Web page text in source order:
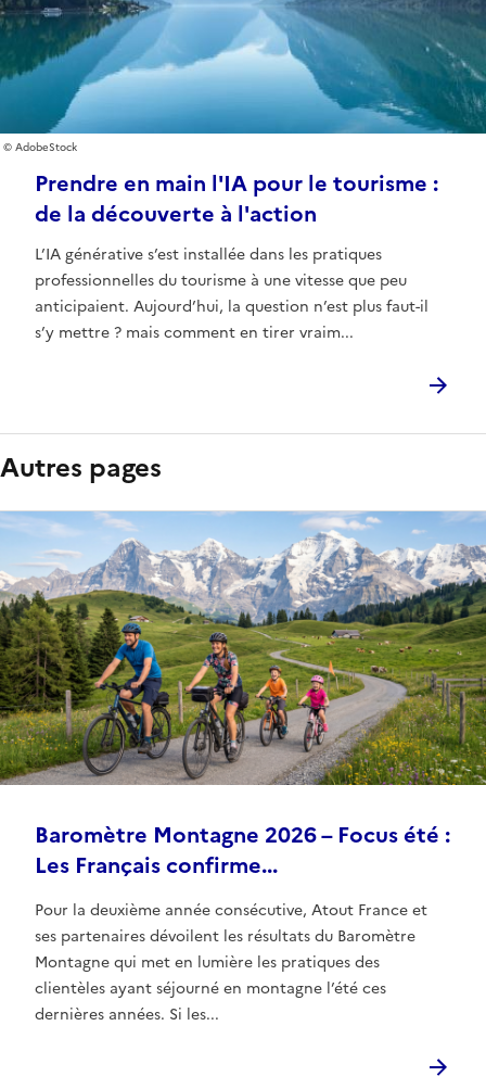
Prendre en main l'IA pour le tourisme :
de la découverte à l'action
L’IA générative s’est installée dans les pratiques
professionnelles du tourisme à une vitesse que peu
anticipaient. Aujourd’hui, la question n’est plus faut-il
s’y mettre ? mais comment en tirer vraim...
AdobeStock
Autres pages
Baromètre Montagne 2026 – Focus été :
Les Français confirme...
Pour la deuxième année consécutive, Atout France et
ses partenaires dévoilent les résultats du Baromètre
Montagne qui met en lumière les pratiques des
clientèles ayant séjourné en montagne l’été ces
dernières années. Si les...